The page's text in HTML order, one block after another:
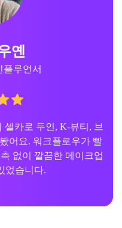
옌
플루언서
셀카로 두인, K-뷰티, 브
어요. 워크플로우가 빨
없이 깔끔한 메이크업
었습니다.